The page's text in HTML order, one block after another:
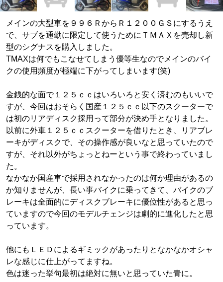
メインの大型車を９９６ＲからＲ１２００ＧＳにするうえ
で、サブを通勤に限定して使うためにＴＭＡＸを売却し新
型のシグナスを購入しました。
TMAXは何でもこなせてしまう優等生なのでメインのバイ
クの使用頻度が極端に下がってしまいます(笑)
金銭的な面で１２５ｃｃはいろいろと安く済むのもいいで
すが、今回はおそらく国産１２５ｃｃ以下のスクーターで
は初のリアディスク採用って部分が決め手となりました。
以前に外車１２５ｃｃスクーターを借りたとき、リアブレ
ーキがディスクで、その操作感が良いなと思っていたので
すが、それ以外がちょっとねーという事で終わっていまし
た。
なかなか国産車で採用されなかったのは何か理由があるの
か知りませんが、長い事バイクに乗ってきて、バイクのブ
レーキは全面的にディスクブレーキに優位性があると思っ
ていますので今回のモデルチェンジは劇的に進化したと思
っています。
他にもＬＥＤによるギミックがあったりとなかなかオシャ
レな感じに仕上がってますね。
色は迷った挙句最初は絶対に無いと思っていた青に。